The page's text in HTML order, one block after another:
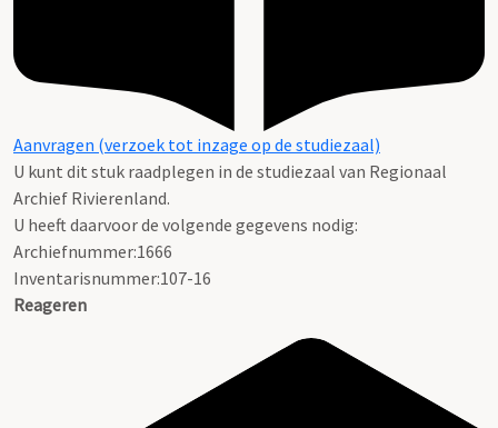
Aanvragen (verzoek tot inzage op de studiezaal)
U kunt dit stuk raadplegen in de studiezaal van Regionaal
Archief Rivierenland.
U heeft daarvoor de volgende gegevens nodig:
Archiefnummer:1666
Inventarisnummer:107-16
Reageren